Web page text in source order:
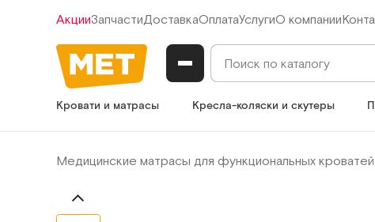
АкцииЗапчастиДоставкаОплатаУслугиО компании
Кровати и матрасы Кресла-коляски и скутеры
Медицинские матрасы для функциональных кроватей